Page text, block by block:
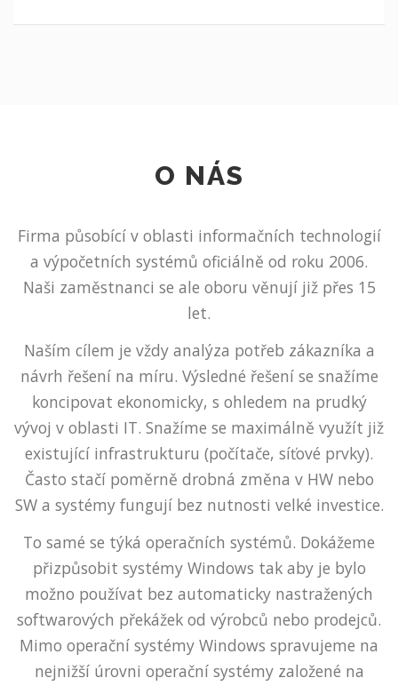
O NÁS
Firma působící v oblasti informačních technologií
a výpočetních systémů oficiálně od roku 2006.
Naši zaměstnanci se ale oboru věnují již přes 15
let.
Naším cílem je vždy analýza potřeb zákazníka a
návrh řešení na míru. Výsledné řešení se snažíme
koncipovat ekonomicky, s ohledem na prudký
vývoj v oblasti IT. Snažíme se maximálně využít již
existující infrastrukturu (počítače, síťové prvky).
Často stačí poměrně drobná změna v HW nebo
SW a systémy fungují bez nutnosti velké investice.
To samé se týká operačních systémů. Dokážeme
přizpůsobit systémy Windows tak aby je bylo
možno používat bez automaticky nastražených
softwarových překážek od výrobců nebo prodejců.
Mimo operační systémy Windows spravujeme na
nejnižší úrovni operační systémy založené na